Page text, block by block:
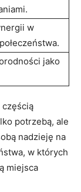
w
jako
częścią
potrzebą, ale
nadzieję na
w których
‌miejsca